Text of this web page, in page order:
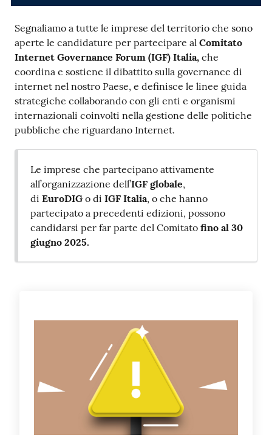
gis
tra
ti
Seguici
su
Segnaliamo a tutte le imprese del territorio che sono
aperte le candidature per partecipare al Comitato
Internet Governance Forum (IGF) Italia, che
coordina e sostiene il dibattito sulla governance di
internet nel nostro Paese, e definisce le linee guida
strategiche collaborando con gli enti e organismi
internazionali coinvolti nella gestione delle politiche
pubbliche che riguardano Internet.
Le imprese che partecipano attivamente
all’organizzazione dell’IGF globale,
diEuroDIG o diIGF Italia, o che hanno
partecipato a precedenti edizioni, possono
candidarsi per far parte del Comitatofino al 30
giugno 2025.